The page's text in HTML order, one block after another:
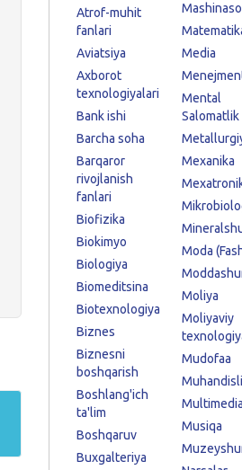
Atrof-muhit
fanlari
Aviatsiya
Axborot
texnologiyalari
Bank ishi
Barcha soha
Barqaror
rivojlanish
fanlari
Biofizika
Biokimyo
Biologiya
Biomeditsina
Biotexnologiya
Biznes
Biznesni
boshqarish
Boshlang'ich
ta'lim
Boshqaruv
Buxgalteriya
Media
Mental
Salomatlik
Mexanika
Moda
Moliya
Moliyaviy
Mudofaa
Multimedia
Musiqa